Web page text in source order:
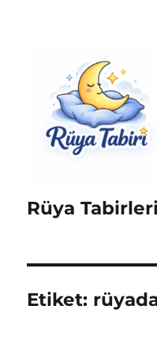
Rüya Tabirleri
Etiket: